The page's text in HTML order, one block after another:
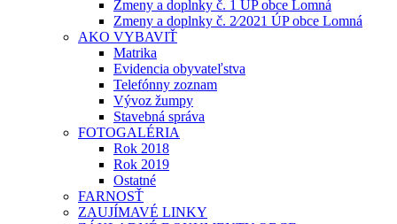
Zmeny a doplnky č. 1 ÚP obce Lomná
Zmeny a doplnky č. 2⁄2021 ÚP obce Lomná
AKO VYBAVIŤ
Matrika
Evidencia obyvateľstva
Telefónny zoznam
Vývoz žumpy
Stavebná správa
FOTOGALÉRIA
Rok 2018
Rok 2019
Ostatné
FARNOSŤ
ZAUJÍMAVÉ LINKY